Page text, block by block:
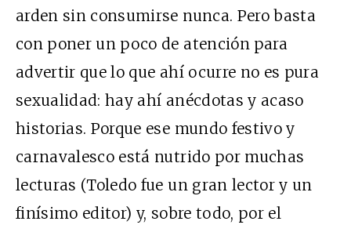
arden sin consumirse nunca. Pero basta
con poner un poco de atención para
advertir que lo que ahí ocurre no es pura
sexualidad: hay ahí anécdotas y acaso
historias. Porque ese mundo festivo y
carnavalesco está nutrido por muchas
lecturas (Toledo fue un gran lector y un
finísimo editor) y, sobre todo, por el